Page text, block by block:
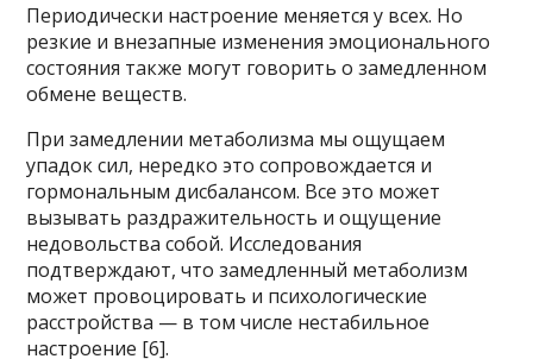
Периодически настроение меняется у всех. Но
резкие и внезапные изменения эмоционального
состояния также могут говорить о замедленном
обмене веществ.
При замедлении метаболизма мы ощущаем
упадок сил, нередко это сопровождается и
гормональным дисбалансом. Все это может
вызывать раздражительность и ощущение
недовольства собой. Исследования
подтверждают, что замедленный метаболизм
может провоцировать и психологические
расстройства — в том числе нестабильное
настроение [6].